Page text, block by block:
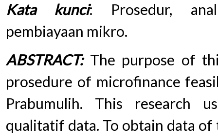
Kata kunci: Prosedur,
pembiayaan mikro.
ABSTRACT:The purpose of
prosedure of microfinance
Prabumulih. This research
qualitatif data. To obtain data